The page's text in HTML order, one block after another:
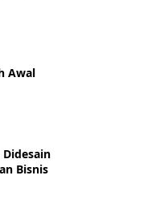
Awal
Didesain
Bisnis